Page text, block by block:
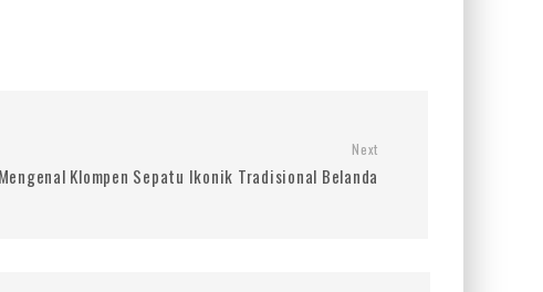
Next
Mengenal Klompen Sepatu Ikonik Tradisional Belanda